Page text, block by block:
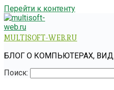
Перейти к контенту
MULTISOFT-WEB.RU
БЛОГ О КОМПЬЮТЕРАХ,
Поиск: